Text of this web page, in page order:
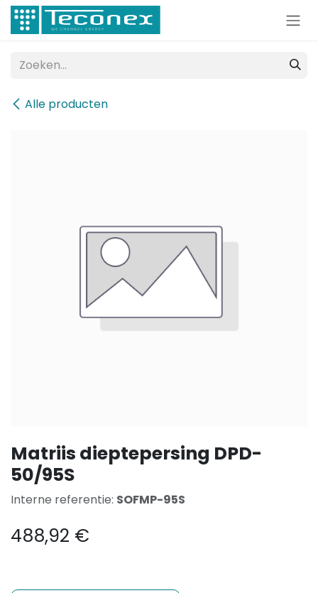
Overslaan naar inhoud
Alle producten
Matriis dieptepersing DPD-
50/95S
Interne referentie: SOFMP-95S
488,92 €